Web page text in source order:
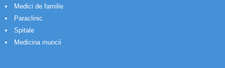
Medici de familie
Paraclinic
Spitale
Medicina muncii